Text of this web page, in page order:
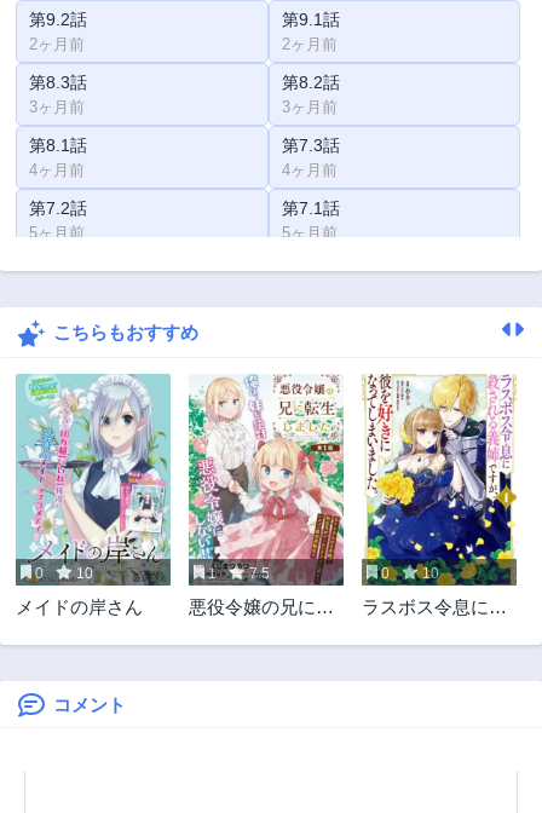
第9.2話
2ヶ月前
第9.1話
2ヶ月前
第8.3話
3ヶ月前
第8.2話
3ヶ月前
第8.1話
4ヶ月前
第7.3話
4ヶ月前
第7.2話
5ヶ月前
第7.1話
5ヶ月前
第6.3話 第6.2話
第6.1話
第5.2話
8ヶ月前
第5.1話
8ヶ月前
第4.5話
8ヶ月前
第4.4話
9ヶ月前
第4.3話
9ヶ月前
第4.2話
10ヶ月前
第4.1話
10ヶ月前
第3.3話
11ヶ月前
第3.2話 第3.1話
第2.3話
こちらもおすすめ
0 10
メイドの岸さん
1 7.5
悪役令嬢の兄に転
0 10
ラスボス令息に殺
ってしまいまし
コメント